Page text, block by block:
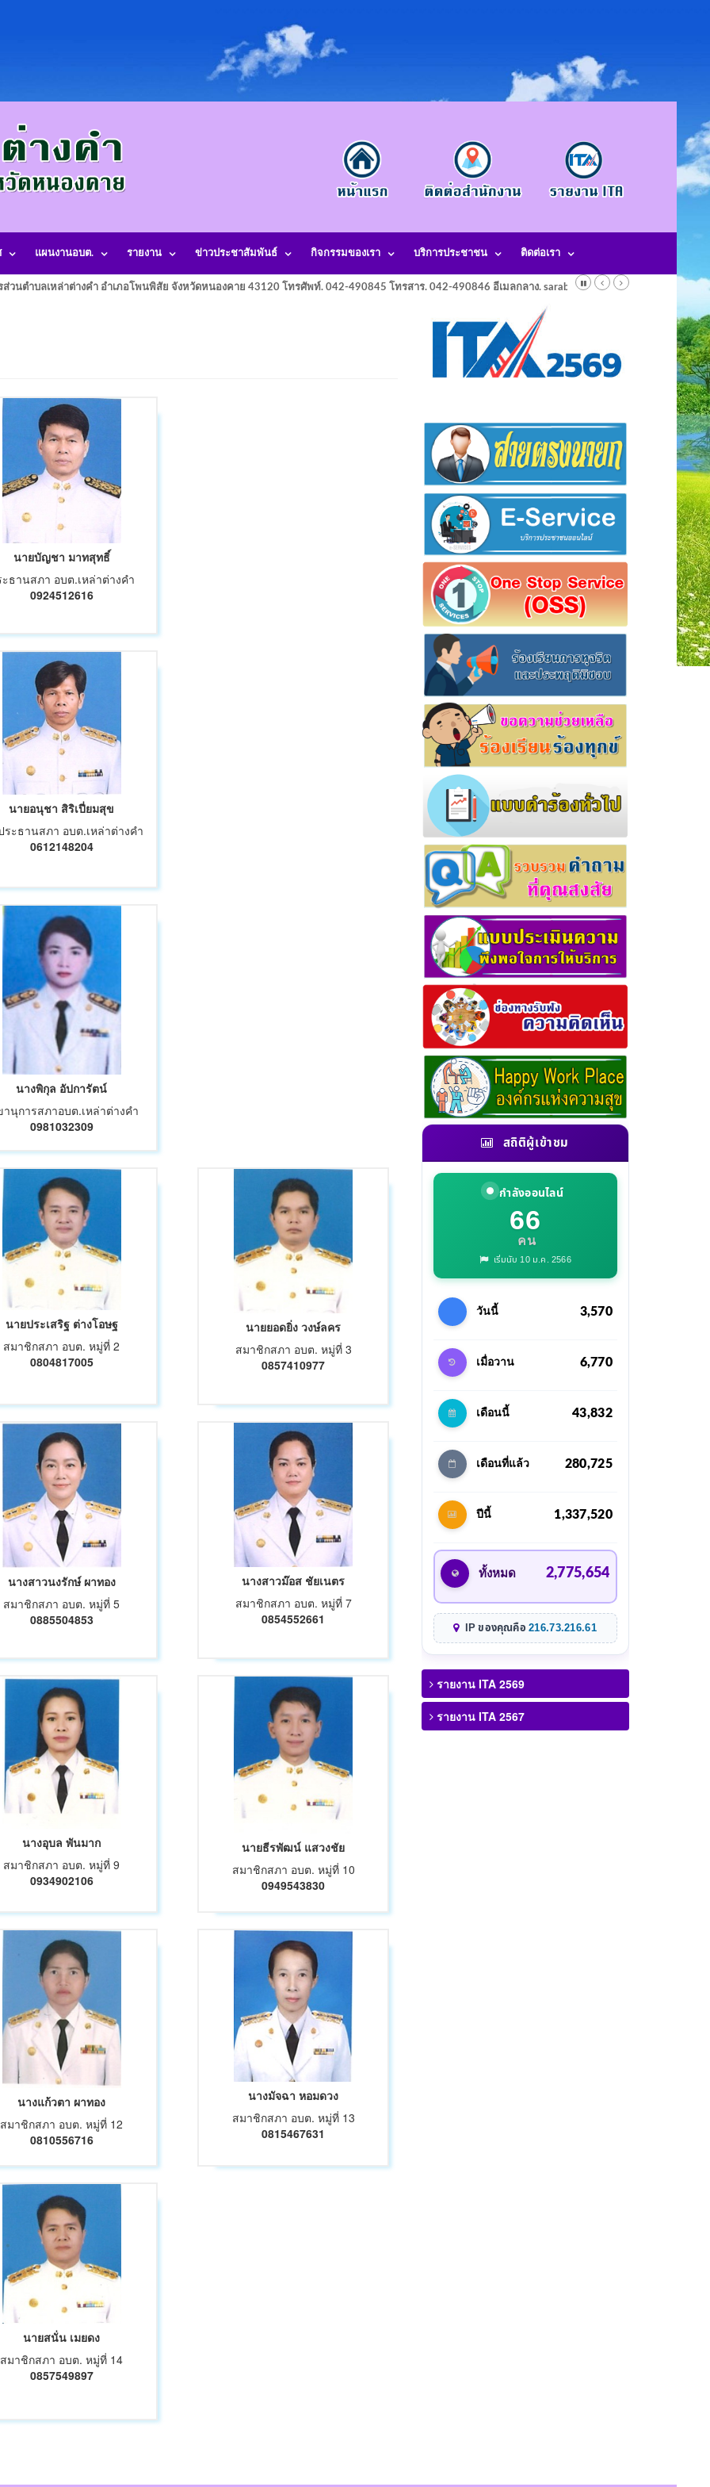
แผนงานอบต. รายงาน ข่าวประชาสัมพันธ์ กิจกรรมของเรา บริการประชาชน ติดต่อเรา
วนตำบลเหล่าต่างคำ อำเภอโพนพิสัย จังหวัดหนองคาย 43120 โทรศัพท์. 042-490845 โทรสาร. 042-490846 อีเมลกลาง. saraban@laotangkham.go.th
นายบัญชา มาทสุทธิ์
ธานสภา อบต.เหล่าต่างคำ
0924512616
นายอนุชา สิริเปี่ยมสุข
ระธานสภา อบต.เหล่าต่างคำ
0612148204
นางพิกุล อัปการัตน์
านุการสภาอบต.เหล่าต่างคำ
0981032309
นายประเสริฐ ต่างโอษฐ
สมาชิกสภา อบต. หมู่ที่ 2
0804817005
นายยอดยิ่ง วงษ์ลคร
สมาชิกสภา อบต. หมู่ที่ 3
0857410977
นางสาวนงรักษ์ ผาทอง
สมาชิกสภา อบต. หมู่ที่ 5
0885504853
นางสาวม๊อส ชัยเนตร
สมาชิกสภา อบต. หมู่ที่ 7
0854552661
นางอุบล พันมาก
สมาชิกสภา อบต. หมู่ที่ 9
0934902106
นายธีรพัฒน์ แสวงชัย
สมาชิกสภา อบต. หมู่ที่ 10
0949543830
นางแก้วตา ผาทอง
สมาชิกสภา อบต. หมู่ที่ 12
0810556716
นางมัจฉา หอมดวง
สมาชิกสภา อบต. หมู่ที่ 13
0815467631
นายสนั่น เมยดง
สมาชิกสภา อบต. หมู่ที่ 14
0857549897
สถิติผู้เข้าชม
กำลังออนไลน์
66
คน
เริ่มนับ 10 ม.ค. 2566
วันนี้ 3,570
เมื่อวาน 6,770
เดือนนี้ 43,832
เดือนที่แล้ว 280,725
ปีนี้ 1,337,520
ทั้งหมด 2,775,654
IP ของคุณคือ216.73.216.61
รายงาน ITA 2569
รายงาน ITA 2567